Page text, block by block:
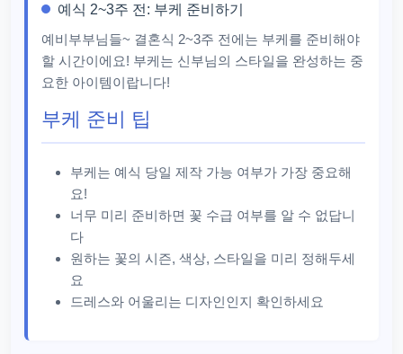
예식 2~3주 전: 부케 준비하기
예비부부님들~ 결혼식 2~3주 전에는 부케를 준비해야
할 시간이에요! 부케는 신부님의 스타일을 완성하는 중
요한 아이템이랍니다!
부케 준비 팁
부케는 예식 당일 제작 가능 여부가 가장 중요해
요!
너무 미리 준비하면 꽃 수급 여부를 알 수 없답니
다
원하는 꽃의 시즌, 색상, 스타일을 미리 정해두세
요
드레스와 어울리는 디자인인지 확인하세요